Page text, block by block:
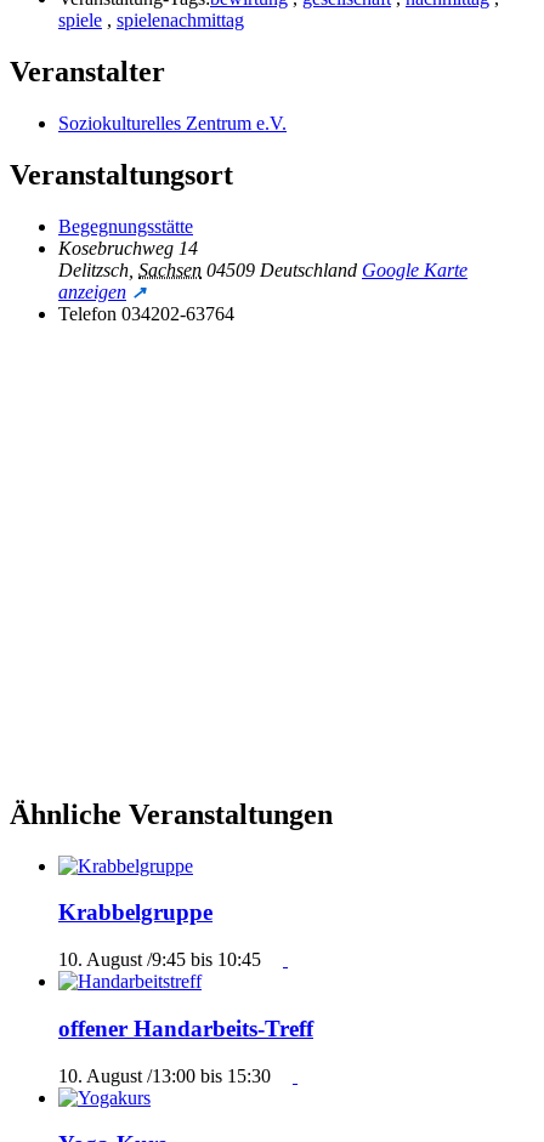
spiele , spielenachmittag
Veranstalter
Soziokulturelles Zentrum e.V.
Veranstaltungsort
Begegnungsstätte
Kosebruchweg 14
Delitzsch Sachsen 04509 Deutschland Google Karte
anzeigen
Telefon 034202-63764
Ähnliche Veranstaltungen
Krabbelgruppe
10. August /9:45 bis 10:45
offener Handarbeits-Treff
10. August /13:00 bis 15:30